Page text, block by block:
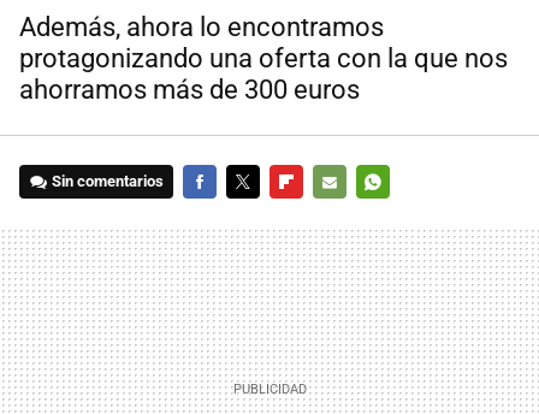
Además, ahora lo encontramos
protagonizando una oferta con la que nos
ahorramos más de 300 euros
Sin comentarios
MAIL